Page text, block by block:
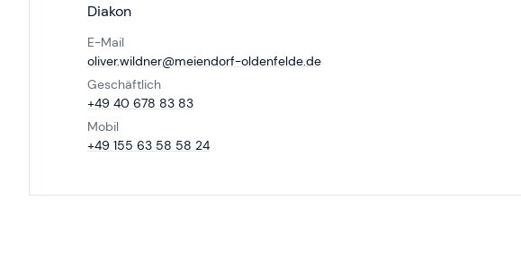
Diakon
E-Mail
oliver.​wildner@​meiendorf-oldenfelde.​de
Geschäftlich
+49 40 678 83 83
Mobil
+49 155 63 58 58 24